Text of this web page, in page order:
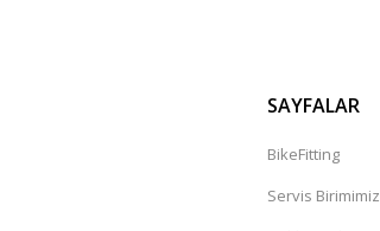
SAYFALAR
BikeFitting
Servis Birimimiz